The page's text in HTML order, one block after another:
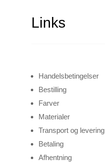
Links
Handelsbetingelser
Bestilling
Farver
Materialer
Transport og levering
Betaling
Afhentning